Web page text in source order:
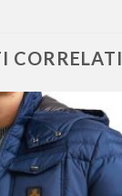
CORRELATI